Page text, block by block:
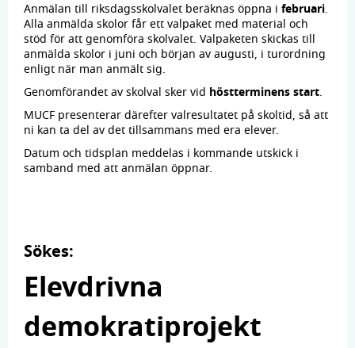
Anmälan till riksdagsskolvalet beräknas öppna i februari.
Alla anmälda skolor får ett valpaket med material och
stöd för att genomföra skolvalet. Valpaketen skickas till
anmälda skolor i juni och början av augusti, i turordning
enligt när man anmält sig.
Genomförandet av skolval sker vid höstterminens start.
MUCF presenterar därefter valresultatet på skoltid, så att
ni kan ta del av det tillsammans med era elever.
Datum och tidsplan meddelas i kommande utskick i
samband med att anmälan öppnar.
Sökes:
Elevdrivna
demokratiprojekt